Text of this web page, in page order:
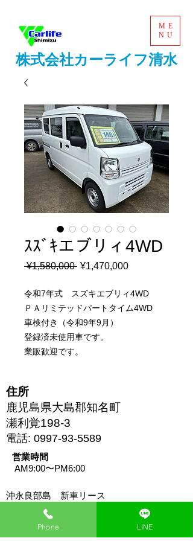
株式会社カーライフ清水
ME
NU
ｽｽﾞｷエブリィ4WD
¥1,580,000 通
価
格
¥1,470,000セ
ル
価
令和7年式 スズキエブリィ4WD
ＰＡリミテッドパートタイム4WD
車検付き（令和9年9月）
登録済未使用車です。
業販歓迎です。
住所
鹿児島県大島郡知名町
瀬利覚198-3
電話: 0997-93-5589
営業時間
AM9:00〜PM6:00
沖永良部島 新車リース
お問い合わせはこちらまで
Phone LINE